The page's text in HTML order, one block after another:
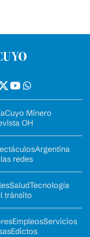
Cuyo Minero
OH
Argentina
redes
SaludTecnología
tránsito
EmpleosServicios
Edictos